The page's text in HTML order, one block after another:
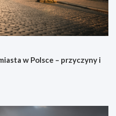
w Polsce – przyczyny i